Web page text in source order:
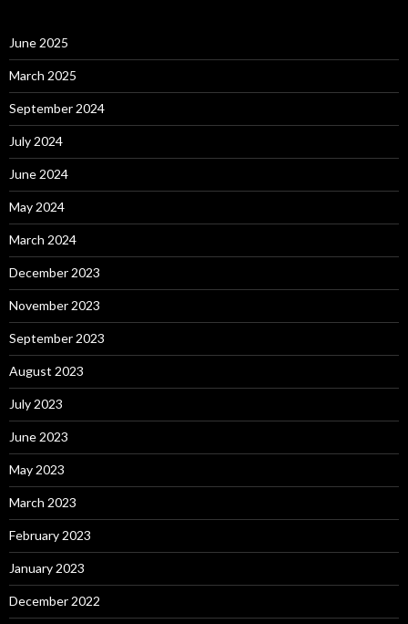
o
r
:
June 2025
March 2025
September 2024
July 2024
June 2024
May 2024
March 2024
December 2023
November 2023
September 2023
August 2023
July 2023
June 2023
May 2023
March 2023
February 2023
January 2023
December 2022